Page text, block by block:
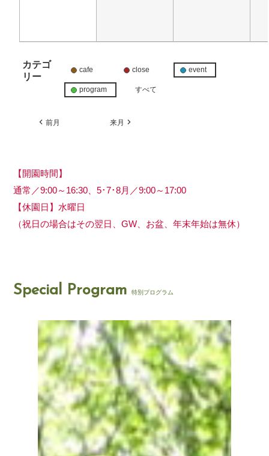
カテゴ
リー
cafe close event
program すべて
前月 来月
【開園時間】
通常／9:00～16:30、5･7･8月／9:00～17:00
【休園日】水曜日
（祝日の場合はその翌日、GW、お盆、年末年始は無休）
Special Program 特別プログラム